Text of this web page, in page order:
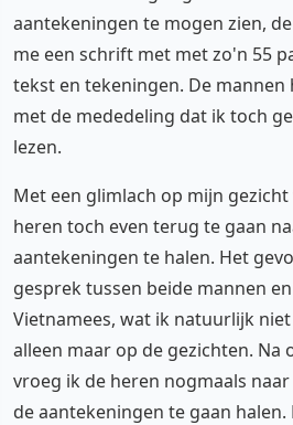
aantekeningen te mogen zien,
me een schrift met met zo'n 55
tekst en tekeningen. De mannen
met de mededeling dat ik toch
lezen.
Met een glimlach op mijn
heren toch even terug te gaan
aantekeningen te halen. Het
gesprek tussen beide mannen
Vietnamees, wat ik natuurlijk
alleen maar op de gezichten. Na
vroeg ik de heren nogmaals
de aantekeningen te gaan